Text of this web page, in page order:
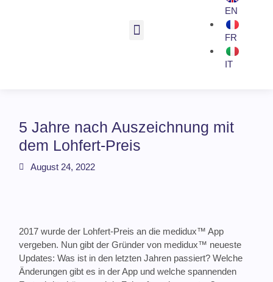
EN
FR
IT
5 Jahre nach Auszeichnung mit
dem Lohfert-Preis
August 24, 2022
2017 wurde der Lohfert-Preis an die medidux™ App
vergeben. Nun gibt der Gründer von medidux™ neueste
Updates: Was ist in den letzten Jahren passiert? Welche
Änderungen gibt es in der App und welche spannenden